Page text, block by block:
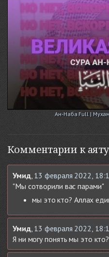
Ан-Наба Full |
Комментарии к аяту
Умид, 13 февраля 2022,
"Мы сотворили вас парами"
мы это кто? Аллах
Умид, 13 февраля 2022,
Я ни могу понять мы это кто?